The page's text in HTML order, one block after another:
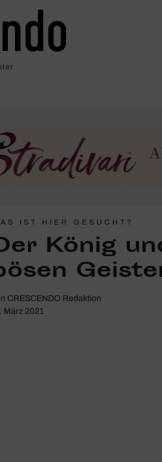
IST HIER GESUCHT?
König
CRESCENDO Redaktion
März 2021